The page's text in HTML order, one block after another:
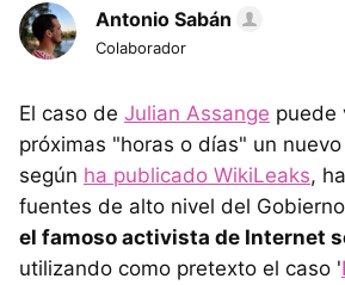
Antonio Sabán
Colaborador
El caso de Julian Assange puede
próximas "horas o días" un
según ha publicado WikiLeaks,
fuentes de alto nivel del
el famoso activista de Internet
utilizando como pretexto el caso '